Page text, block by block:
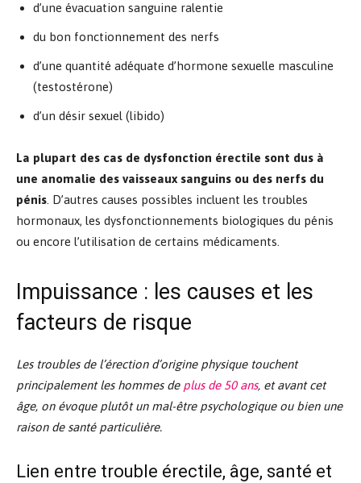
d’une évacuation sanguine ralentie
du bon fonctionnement des nerfs
d’une quantité adéquate d’hormone sexuelle masculine
(testostérone)
d’un désir sexuel (libido)
La plupart des cas de dysfonction érectile sont dus à
une anomalie des vaisseaux sanguins ou des nerfs du
pénis . D’autres causes possibles incluent les troubles
hormonaux, les dysfonctionnements biologiques du pénis
ou encore l’utilisation de certains médicaments.
Impuissance : les causes et les
facteurs de risque
Les troubles de l’érection d’origine physique touchent
principalement les hommes de plus de 50 ans, et avant cet
âge, on évoque plutôt un mal-être psychologique ou bien une
raison de santé particulière.
Lien entre trouble érectile, âge, santé et